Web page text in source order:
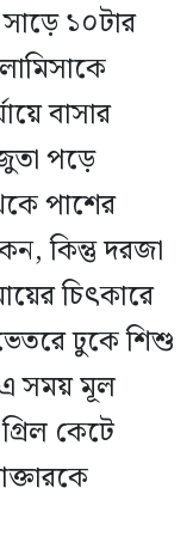
১০টার
বাসার
পড়ে
পাশের
কিন্তু দরজা
চিৎকারে
ঢুকে শিশু
এ সময় মূল
কেটে